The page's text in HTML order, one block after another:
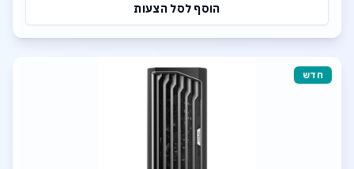
הוסף לסל הצעות
חדש